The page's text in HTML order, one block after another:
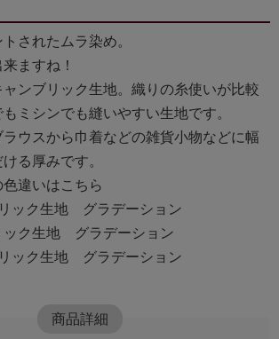
されたムラ染め。
ますね！
ンブリック生地。織りの糸使いが比較
ミシンでも縫いやすい生地です。
ウスから巾着などの雑貨小物などに幅
る厚みです。
違いはこちら
ック生地 グラデーション
ック生地 グラデーション
ック生地 グラデーション
商品詳細